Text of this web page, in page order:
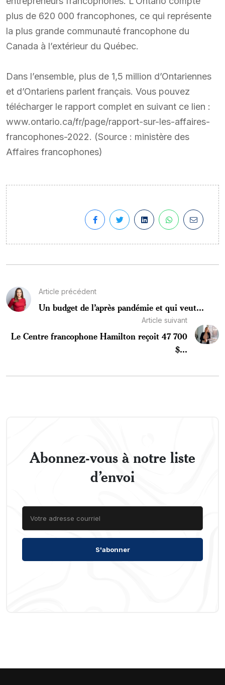
plus de 620 000 francophones, ce qui représente
la plus grande communauté francophone du
Canada à l’extérieur du Québec.
Dans l’ensemble, plus de 1,5 million d’Ontariennes
et d’Ontariens parlent français. Vous pouvez
télécharger le rapport complet en suivant ce lien :
www.ontario.ca/fr/page/rapport-sur-les-affaires-
francophones-2022. (Source : ministère des
Affaires francophones)
Article précédent
Un budget de l’après pandémie et qui veut...
Article suivant
Le Centre francophone Hamilton reçoit 47 700
$...
Abonnez-vous à notre liste
d’envoi